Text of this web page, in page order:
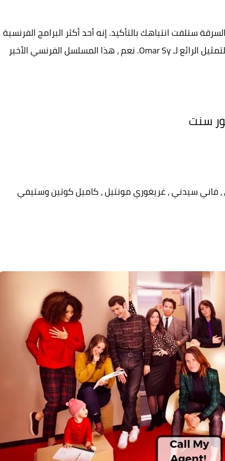
ستلفت انتباهك بالتأكيد. إنه أحد أكثر البرامج الفرنسية
شهرة على Netflix والتي تحب مشاهدتها مع التمثيل الرائع لـ Omar Sy. نعم ، هذا المسلسل الفرنسي الأخير
فاني سيدني ، غريغوري مونتيل ، كاميل كوتين وستيفي